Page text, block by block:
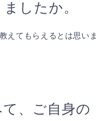
したか。
えてもらえるとは思いま
、ご自身の